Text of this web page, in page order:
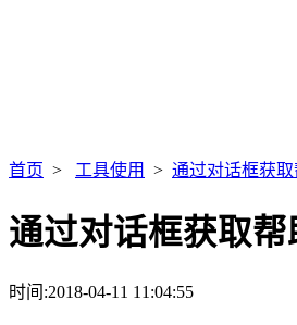
首页 > 工具使用 > 通过对话框获
通过对话框获取
时间:2018-04-11 11:04:55